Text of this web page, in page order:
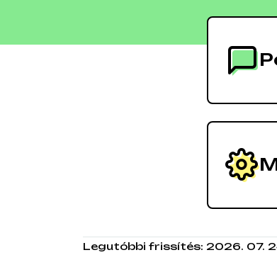
Unideb
Legutóbbi frissítés: 2026. 07.